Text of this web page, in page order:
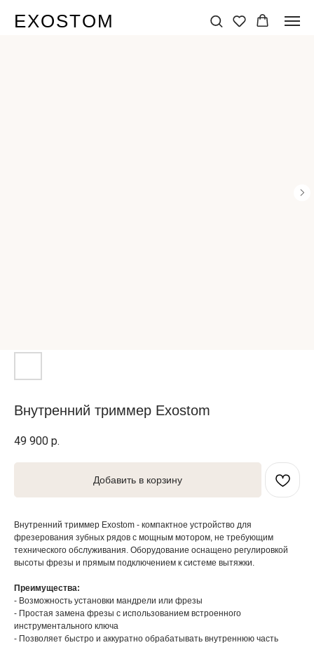
EXOSTOM
Внутренний триммер Exostom
49 900 р.
Добавить в корзину
Внутренний триммер Exostom - компактное устройство для
фрезерования зубных рядов с мощным мотором, не требующим
технического обслуживания. Оборудование оснащено регулировкой
высоты фрезы и прямым подключением к системе вытяжки.
Преимущества:
- Возможность установки мандрели или фрезы
- Простая замена фрезы с использованием встроенного
инструментального ключа
- Позволяет быстро и аккуратно обрабатывать внутреннюю часть